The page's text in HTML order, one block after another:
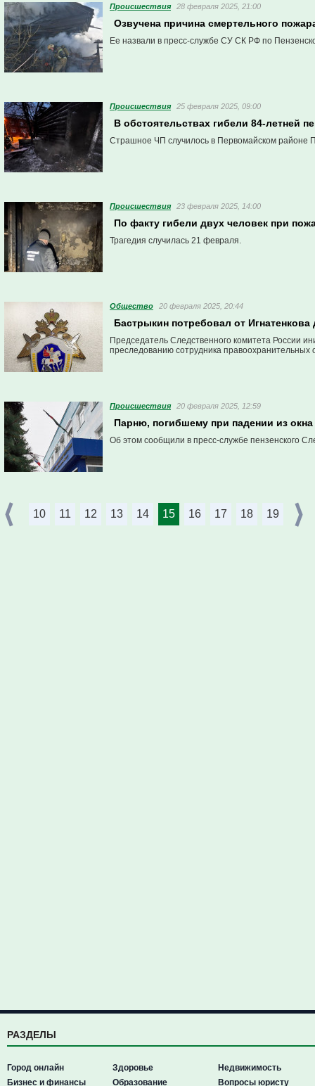
Проиcшествия 28 февраля 2025, 21:00
Озвучена причина смертельного
Ее назвали в пресс-службе СУ СК РФ по
Проиcшествия 25 февраля 2025, 09:00
В обстоятельствах гибели 84-летней
Страшное ЧП случилось в Первомайском районе
Проиcшествия 23 февраля 2025, 14:00
По факту гибели двух человек при
Трагедия случилась 21 февраля.
Общество 20 февраля 2025, 20:44
Бастрыкин потребовал от
Председатель Следственного комитета России
преследованию сотрудника правоохранительных
Проиcшествия 20 февраля 2025, 12:59
Парню, погибшему при падении из
Об этом сообщили в пресс-службе пензенского
10 11 12 13 14 15 16 17 18 19
РАЗДЕЛЫ
Город онлайн
Бизнес и финансы
Здоровье
Образование
Недвижимость
Вопросы юристу